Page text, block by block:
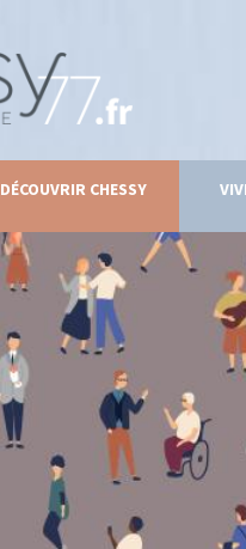
DÉCOUVRIR CHESSY